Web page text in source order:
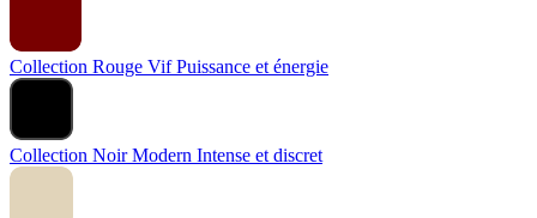
Collection Rouge Vif Puissance et énergie
Collection Noir Modern Intense et discret